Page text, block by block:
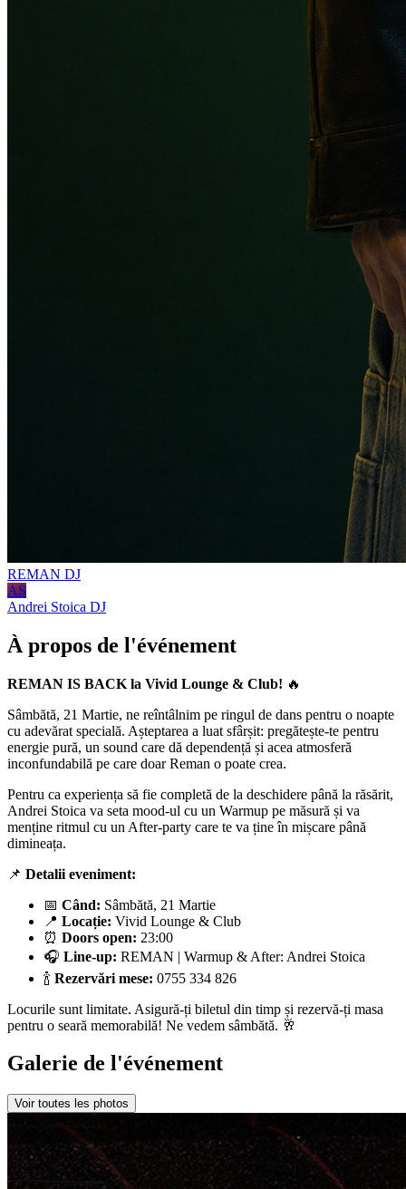
REMAN DJ
AS
Andrei Stoica DJ
À propos de l'événement
REMAN IS BACK la Vivid Lounge & Club! 🔥
Sâmbătă, 21 Martie, ne reîntâlnim pe ringul de dans pentru o noapte
cu adevărat specială. Așteptarea a luat sfârșit: pregătește-te pentru
energie pură, un sound care dă dependență și acea atmosferă
inconfundabilă pe care doar Reman o poate crea.
Pentru ca experiența să fie completă de la deschidere până la răsărit,
Andrei Stoica va seta mood-ul cu un Warmup pe măsură și va
menține ritmul cu un After-party care te va ține în mișcare până
dimineața.
📌 Detalii eveniment:
📅 Când: Sâmbătă, 21 Martie
📍 Locație: Vivid Lounge & Club
⏰ Doors open: 23:00
🎧 Line-up: REMAN | Warmup & After: Andrei Stoica
🍾 Rezervări mese: 0755 334 826
Locurile sunt limitate. Asigură-ți biletul din timp și rezervă-ți masa
pentru o seară memorabilă! Ne vedem sâmbătă. 🥂
Galerie de l'événement
Voir toutes les photos